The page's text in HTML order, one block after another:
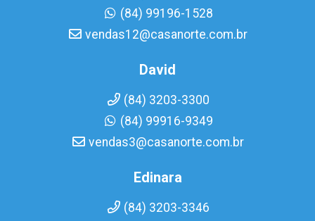
(84) 99196-1528
vendas12@casanorte.com.br
David
(84) 3203-3300
(84) 99916-9349
vendas3@casanorte.com.br
Edinara
(84) 3203-3346